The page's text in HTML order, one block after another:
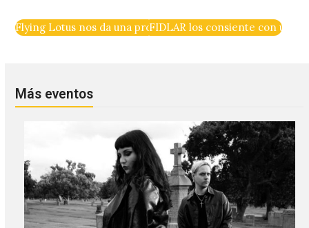
Flying Lotus nos da una probadita de su nuevo disco con
FIDLAR los consiente con un
Más eventos